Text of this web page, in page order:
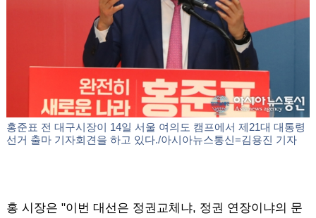
홍준표 전 대구시장이 14일 서울 여의도 캠프에서 제21대 대통령
선거 출마 기자회견을 하고 있다./아시아뉴스통신=김용진 기자
홍 시장은 "이번 대선은 정권교체냐, 정권 연장이냐의 문